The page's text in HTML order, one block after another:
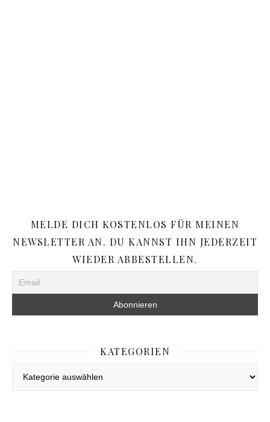
MELDE DICH KOSTENLOS FÜR MEINEN
NEWSLETTER AN. DU KANNST IHN JEDERZEIT
WIEDER ABBESTELLEN.
KATEGORIEN